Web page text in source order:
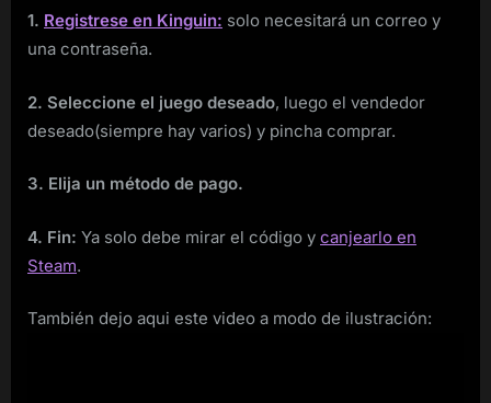
1. Registrese en Kinguin: solo necesitará un correo y
una contraseña.
2. Seleccione el juego deseado, luego el vendedor
deseado(siempre hay varios) y pincha comprar.
3. Elija un método de pago.
4. Fin: Ya solo debe mirar el código y canjearlo en
Steam.
También dejo aqui este video a modo de ilustración: